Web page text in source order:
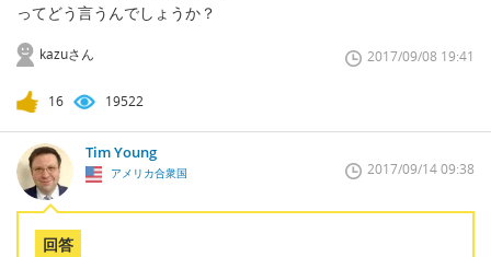
ってどう言うんでしょうか？
kazuさん 2017/09/08 19:41
16 19522
Tim Young
アメリカ合衆国 2017/09/14 09:38
回答